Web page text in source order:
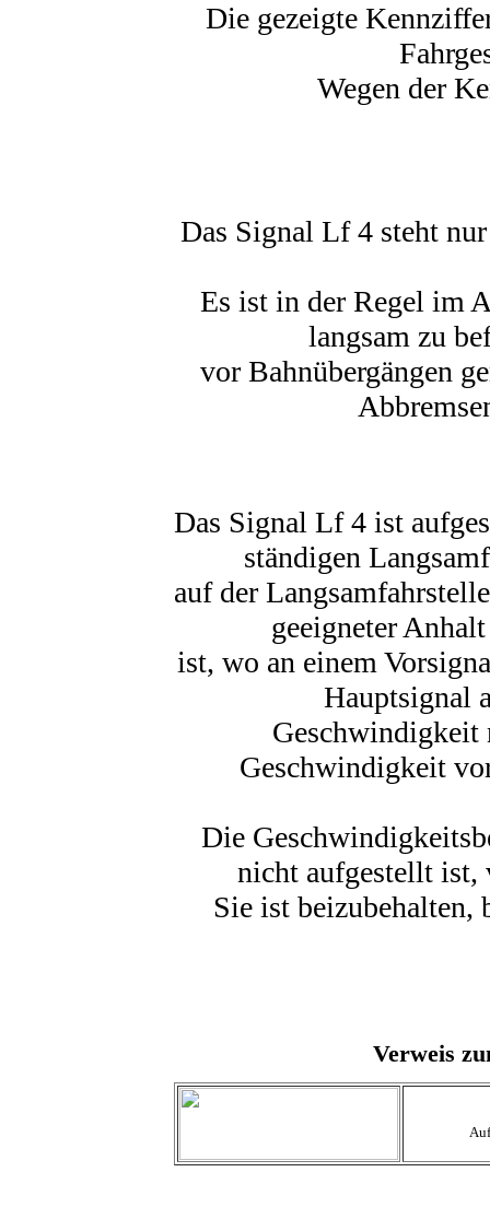
Die gezeigte
Wegen der
Das Signal Lf 4 steht
Es ist in der Regel im
langsam zu
vor Bahnübergängen
Das Signal Lf 4 ist
ständigen
auf der
geeigneter
ist, wo an einem
Hauptsignal
Geschwindigkeit
Geschwindigkeit
Die
nicht aufgestellt ist,
Sie ist beizubehalten,
Verweis